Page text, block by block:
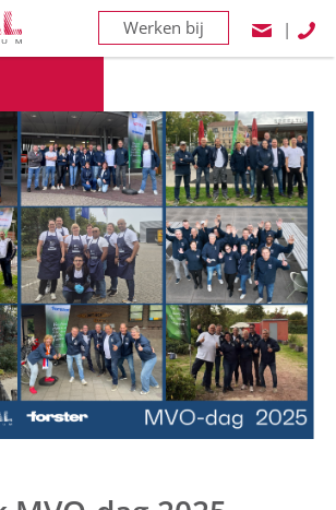
Werken bij |